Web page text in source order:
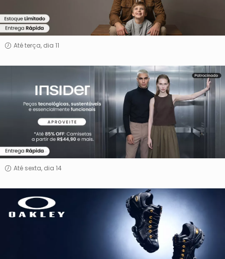
Até terça, dia 11
Até sexta, dia 14
Oakley